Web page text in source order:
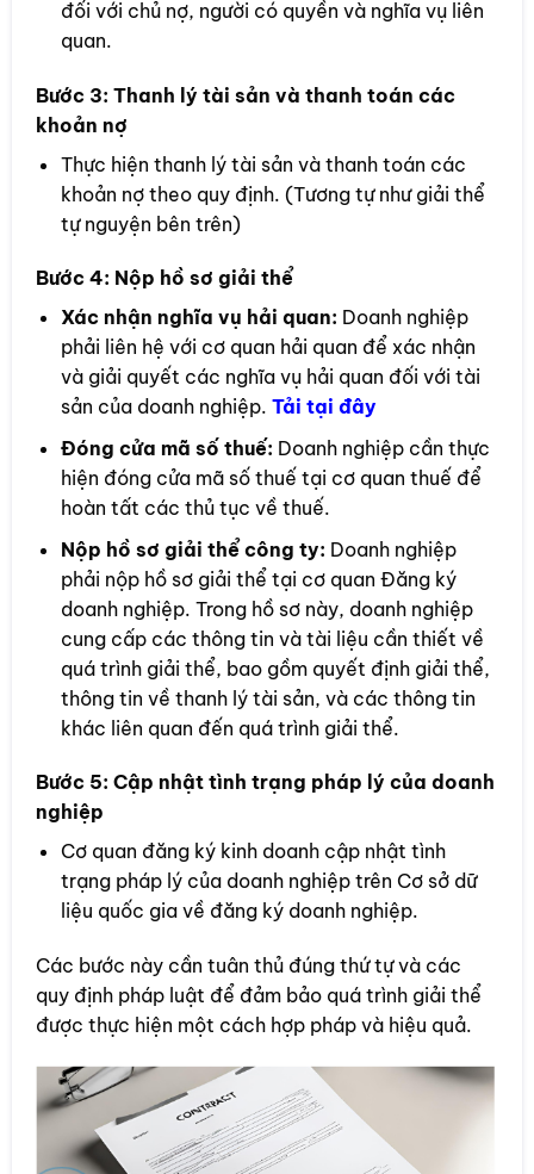
đối với chủ nợ, người có quyền và nghĩa vụ liên
quan.
Bước 3: Thanh lý tài sản và thanh toán các
khoản nợ
Thực hiện thanh lý tài sản và thanh toán các
khoản nợ theo quy định. (Tương tự như giải thể
tự nguyện bên trên)
Bước 4: Nộp hồ sơ giải thể
Xác nhận nghĩa vụ hải quan: Doanh nghiệp
phải liên hệ với cơ quan hải quan để xác nhận
và giải quyết các nghĩa vụ hải quan đối với tài
sản của doanh nghiệp. Tải tại đây
Đóng cửa mã số thuế: Doanh nghiệp cần thực
hiện đóng cửa mã số thuế tại cơ quan thuế để
hoàn tất các thủ tục về thuế.
Nộp hồ sơ giải thể công ty: Doanh nghiệp
phải nộp hồ sơ giải thể tại cơ quan Đăng ký
doanh nghiệp. Trong hồ sơ này, doanh nghiệp
cung cấp các thông tin và tài liệu cần thiết về
quá trình giải thể, bao gồm quyết định giải thể,
thông tin về thanh lý tài sản, và các thông tin
khác liên quan đến quá trình giải thể.
Bước 5: Cập nhật tình trạng pháp lý của doanh
nghiệp
Cơ quan đăng ký kinh doanh cập nhật tình
trạng pháp lý của doanh nghiệp trên Cơ sở dữ
liệu quốc gia về đăng ký doanh nghiệp.
Các bước này cần tuân thủ đúng thứ tự và các
quy định pháp luật để đảm bảo quá trình giải thể
được thực hiện một cách hợp pháp và hiệu quả.